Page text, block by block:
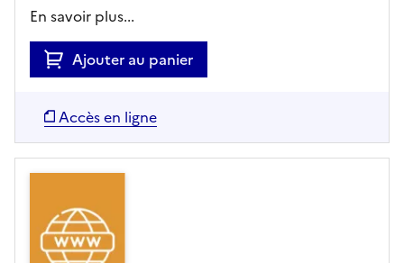
En savoir plus...
Ajouter au panier
Accès en ligne